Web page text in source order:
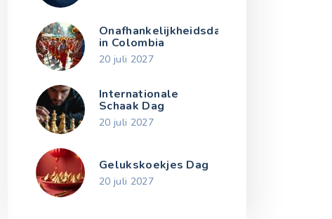
Onafhankelijkheidsdag
in Colombia
20 juli 2027
Internationale
Schaak Dag
20 juli 2027
Gelukskoekjes Dag
20 juli 2027